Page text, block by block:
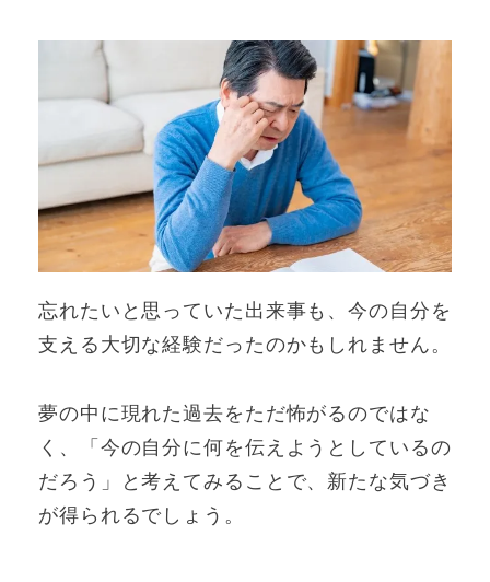
忘れたいと思っていた出来事も、今の自分を
支える大切な経験だったのかもしれません。
夢の中に現れた過去をただ怖がるのではな
く、「今の自分に何を伝えようとしているの
だろう」と考えてみることで、新たな気づき
が得られるでしょう。